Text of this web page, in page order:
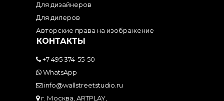
Для дизайнеров
Для дилеров
Авторские права на изображение
КОНТАКТЫ
+7 495 374-55-50
WhatsApp
info@wallstreetstudio.ru
г. Москва, ARTPLAY,